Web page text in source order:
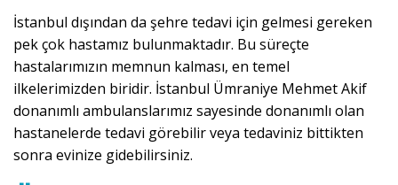
İstanbul dışından da şehre tedavi için gelmesi gereken
pek çok hastamız bulunmaktadır. Bu süreçte
hastalarımızın memnun kalması, en temel
ilkelerimizden biridir. İstanbul Ümraniye Mehmet Akif
donanımlı ambulanslarımız sayesinde donanımlı olan
hastanelerde tedavi görebilir veya tedaviniz bittikten
sonra evinize gidebilirsiniz.